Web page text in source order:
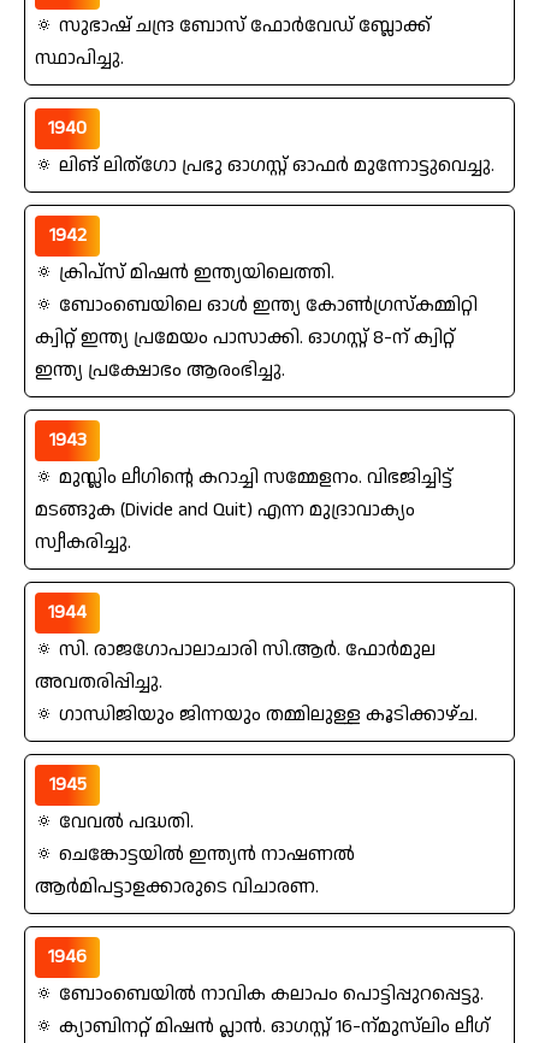
🔅 സുഭാഷ്‌ ചന്ദ്ര ബോസ്‌ ഫോര്‍വേഡ്‌ ബ്ലോക്ക്‌
സ്ഥാപിച്ചു.
1940
🔅 ലിങ് ലിത്ഗോ പ്രഭു ഓഗസ്റ്റ്‌ ഓഫര്‍ മുന്നോട്ടുവെച്ചു.
1942
🔅 ക്രിപ്സ്‌ മിഷന്‍ ഇന്ത്യയിലെത്തി.
🔅 ബോംബെയിലെ ഓൾ ഇന്ത്യ കോണ്‍ഗ്രസ്‌കമ്മിറ്റി
ക്വിറ്റ്‌ ഇന്ത്യ പ്രമേയം പാസാക്കി. ഓഗസ്റ്റ്‌ 8-ന്‌ ക്വിറ്റ്‌
ഇന്ത്യ പ്രക്ഷോഭം ആരംഭിച്ചു.
1943
🔅 മുസ്ലിം ലീഗിന്റെ കറാച്ചി സമ്മേളനം. വിഭജിച്ചിട്ട്‌
മടങ്ങുക (Divide and Quit) എന്ന മുദ്രാവാക്യം
സ്വീകരിച്ചു.
1944
🔅 സി. രാജഗോപാലാചാരി സി.ആര്‍. ഫോര്‍മുല
അവതരിപ്പിച്ചു.
🔅 ഗാന്ധിജിയും ജിന്നയും തമ്മിലുള്ള കൂടിക്കാഴ്ച.
1945
🔅 വേവല്‍ പദ്ധതി.
🔅 ചെങ്കോട്ടയില്‍ ഇന്ത്യന്‍ നാഷണല്‍
ആര്‍മിപട്ടാളക്കാരുടെ വിചാരണ.
1946
🔅 ബോംബെയില്‍ നാവിക കലാപം പൊട്ടിപ്പുറപ്പെട്ടു.
🔅 ക്യാബിനറ്റ്‌ മിഷന്‍ പ്ലാന്‍. ഓഗസ്റ്റ്‌ 16-ന്‌മുസ്‌ലിം ലീഗ്‌